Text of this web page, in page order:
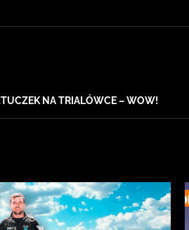
NA TRIALÓWCE – WOW!